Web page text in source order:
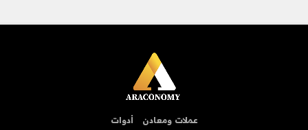
عملات ومعادن أدوات